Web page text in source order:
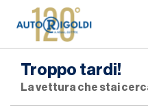
Troppo tardi!
La vettura che stai